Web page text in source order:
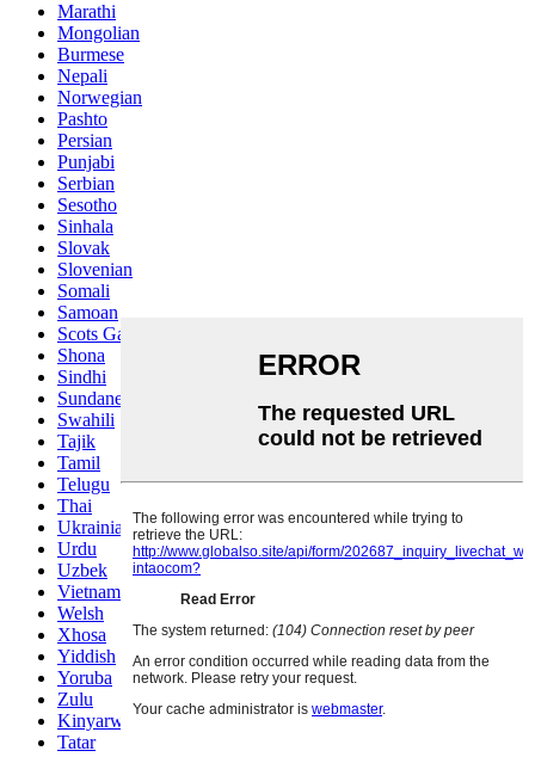
Marathi
Mongolian
Burmese
Nepali
Norwegian
Pashto
Persian
Punjabi
Serbian
Sesotho
Sinhala
Slovak
Slovenian
Somali
Samoan
Scots Gaelic
Shona
Sindhi
Sundanese
Swahili
Tajik
Tamil
Telugu
Thai
Ukrainian
Urdu
Uzbek
Vietnamese
Welsh
Xhosa
Yiddish
Yoruba
Zulu
Kinyarwanda
Tatar